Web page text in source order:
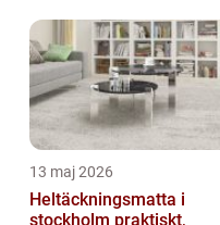
13 maj 2026
Heltäckningsmatta i
stockholm praktiskt,